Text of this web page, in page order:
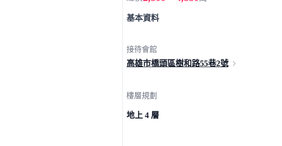
基本資料
接待會館
高雄市橋頭區樹和路55巷2號
樓層規劃
地上 4 層